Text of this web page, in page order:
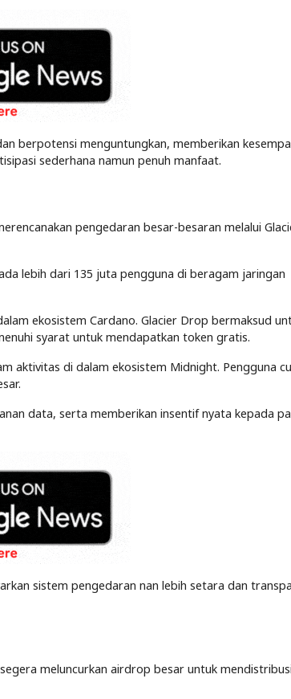
berpotensi menguntungkan, memberikan
sederhana namun penuh manfaat.
pengedaran besar-besaran melalui
lebih dari 135 juta pengguna di beragam jaringan
ekosistem Cardano. Glacier Drop bermaksud
syarat untuk mendapatkan token gratis.
aktivitas di dalam ekosistem Midnight. Pengguna
data, serta memberikan insentif nyata kepada
sistem pengedaran nan lebih setara dan
meluncurkan airdrop besar untuk